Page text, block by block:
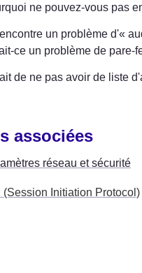
ne pouvez-vous pas
un problème d'«
ce un problème de pare-
de ne pas avoir de liste
associées
réseau et sécurité
(Session Initiation Protocol)